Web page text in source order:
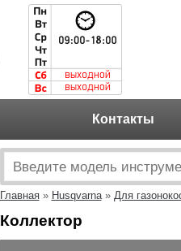
Контакты
Главная» Husqvarna» Для
Коллектор